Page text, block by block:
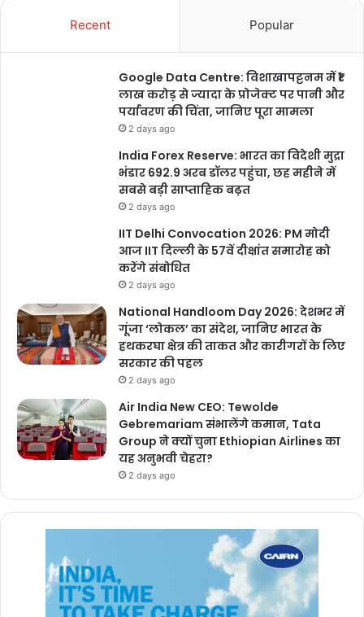
Recent Popular
Google Data Centre: विशाखापट्टनम में ₹1
लाख करोड़ से ज्यादा के प्रोजेक्ट पर पानी और
पर्यावरण की चिंता, जानिए पूरा मामला
2 days ago
India Forex Reserve: भारत का विदेशी मुद्रा
भंडार 692.9 अरब डॉलर पहुंचा, छह महीने में
सबसे बड़ी साप्ताहिक बढ़त
2 days ago
IIT Delhi Convocation 2026: PM मोदी
आज IIT दिल्ली के 57वें दीक्षांत समारोह को
करेंगे संबोधित
2 days ago
National Handloom Day 2026: देशभर में
गूंजा ‘लोकल’ का संदेश, जानिए भारत के
हथकरघा क्षेत्र की ताकत और कारीगरों के लिए
सरकार की पहल
2 days ago
Air India New CEO: Tewolde
Gebremariam संभालेंगे कमान, Tata
Group ने क्यों चुना Ethiopian Airlines का
यह अनुभवी चेहरा?
2 days ago